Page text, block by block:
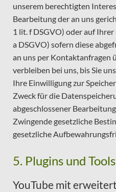
unserem berechtigten
Bearbeitung der an uns
1 lit. f DSGVO) oder auf
a DSGVO) sofern diese
an uns per Kontaktanfragen
verbleiben bei uns, bis Sie
Ihre Einwilligung zur
Zweck für die
abgeschlossener
Zwingende gesetzliche
gesetzliche
5. Plugins und Tools
YouTube mit